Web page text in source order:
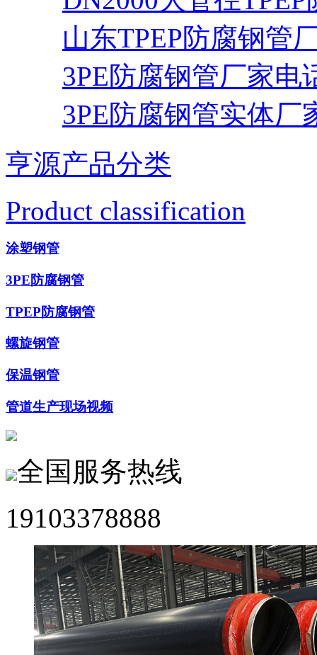
山东TPEP防腐钢管
3PE防腐钢管厂家电
3PE防腐钢管实体厂
亨源产品分类
Product classification
涂塑钢管
3PE防腐钢管
TPEP防腐钢管
螺旋钢管
保温钢管
管道生产现场视频
全国服务热线
19103378888